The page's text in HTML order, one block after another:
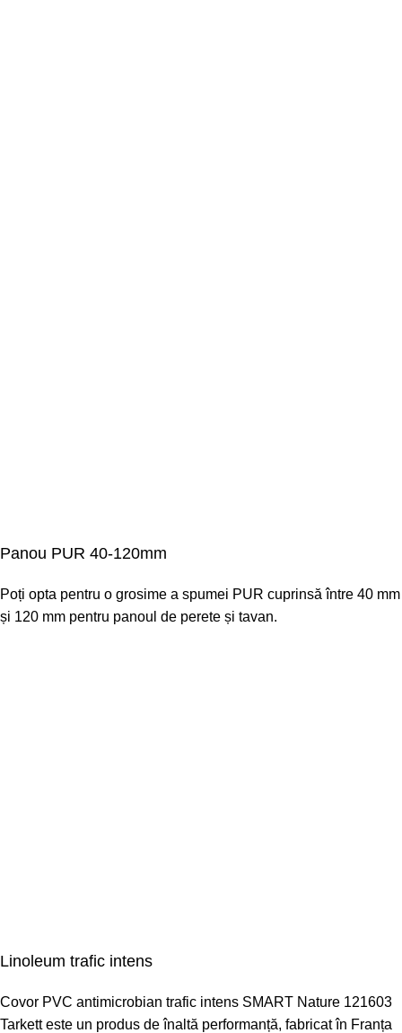
Panou PUR 40-120mm
Poți opta pentru o grosime a spumei PUR cuprinsă între 40 mm
și 120 mm pentru panoul de perete și tavan.
Linoleum trafic intens
Covor PVC antimicrobian trafic intens SMART Nature 121603
Tarkett este un produs de înaltă performanță, fabricat în Franța